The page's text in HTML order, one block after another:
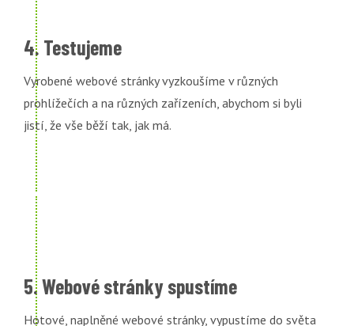
4. Testujeme
Vyrobené webové stránky vyzkoušíme v různých
prohlížečích a na různých zařízeních, abychom si byli
jistí, že vše běží tak, jak má.
5. Webové stránky spustíme
Hotové, naplněné webové stránky, vypustíme do světa